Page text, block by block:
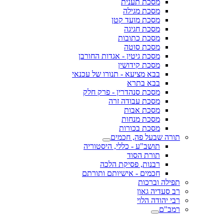
מסכת תענית
מסכת מגילה
מסכת מועד קטן
מסכת חגיגה
מסכת כתובות
מסכת סוטה
מסכת גיטין - אגדות החורבן
מסכת קידושין
בבא מציעא - תנורו של עכנאי
בבא בתרא
מסכת סנהדרין - פרק חלק
מסכת עבודה זרה
מסכת אבות
מסכת מנחות
מסכת בכורות
תורה שבעל פה, חכמים
תושב"ע - כללי, היסטוריה
תורת הסוד
רבנות, פסיקת הלכה
חכמים - אישיותם ותורתם
תפילה וברכות
רב סעדיה גאון
רבי יהודה הלוי
רמב"ם